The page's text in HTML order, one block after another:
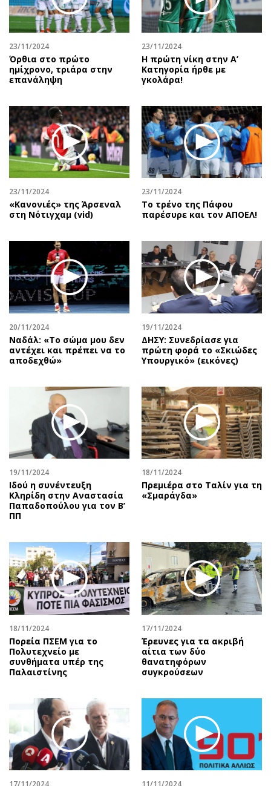
Κόσμος
Παράξενα
Πολιτισμός
Σινεμά
Θέατρο-Χορός
Εικαστικά
Βιβλίο
Χειρόγραφα
Έξοδος
Media
Εκπομπές
Wine routes
Podcasts
Προσφορές
Προσωπικότητες στην ''Κ''
Επιστολές
23/11/2024
Όρθια στο πρώτο
ημίχρονο, τριάρα στην
επανάληψη
23/11/2024
Η πρώτη νίκη στην Α’
Κατηγορία ήρθε με
γκολάρα!
23/11/2024
«Κανονιές» της Άρσεναλ
στη Νότιγχαμ (vid)
23/11/2024
Το τρένο της Πάφου
παρέσυρε και τον ΑΠΟΕΛ!
20/11/2024
Ναδάλ: «Το σώμα μου δεν
αντέχει και πρέπει να το
αποδεχθώ»
19/11/2024
ΔΗΣΥ: Συνεδρίασε για
πρώτη φορά το «Σκιώδες
Υπουργικό» (εικόνες)
19/11/2024
Ιδού η συνέντευξη
Κληρίδη στην Αναστασία
Παπαδοπούλου για τον Β’
ΠΠ
18/11/2024
Πρεμιέρα στο Ταλίν για τη
«Σμαράγδα»
18/11/2024
Πορεία ΠΣΕΜ για το
Πολυτεχνείο με
συνθήματα υπέρ της
Παλαιστίνης
17/11/2024
Έρευνες για τα ακριβή
αίτια των δύο
θανατηφόρων
συγκρούσεων
17/11/2024 11/11/2024